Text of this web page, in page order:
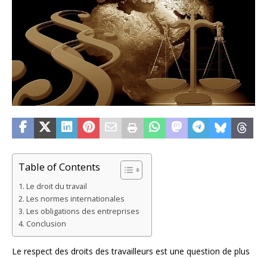
Table of Contents
Le droit du travail
Les normes internationales
Les obligations des entreprises
Conclusion
Le respect des droits des travailleurs est une question de plus